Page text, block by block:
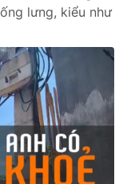
lưng, kiểu như